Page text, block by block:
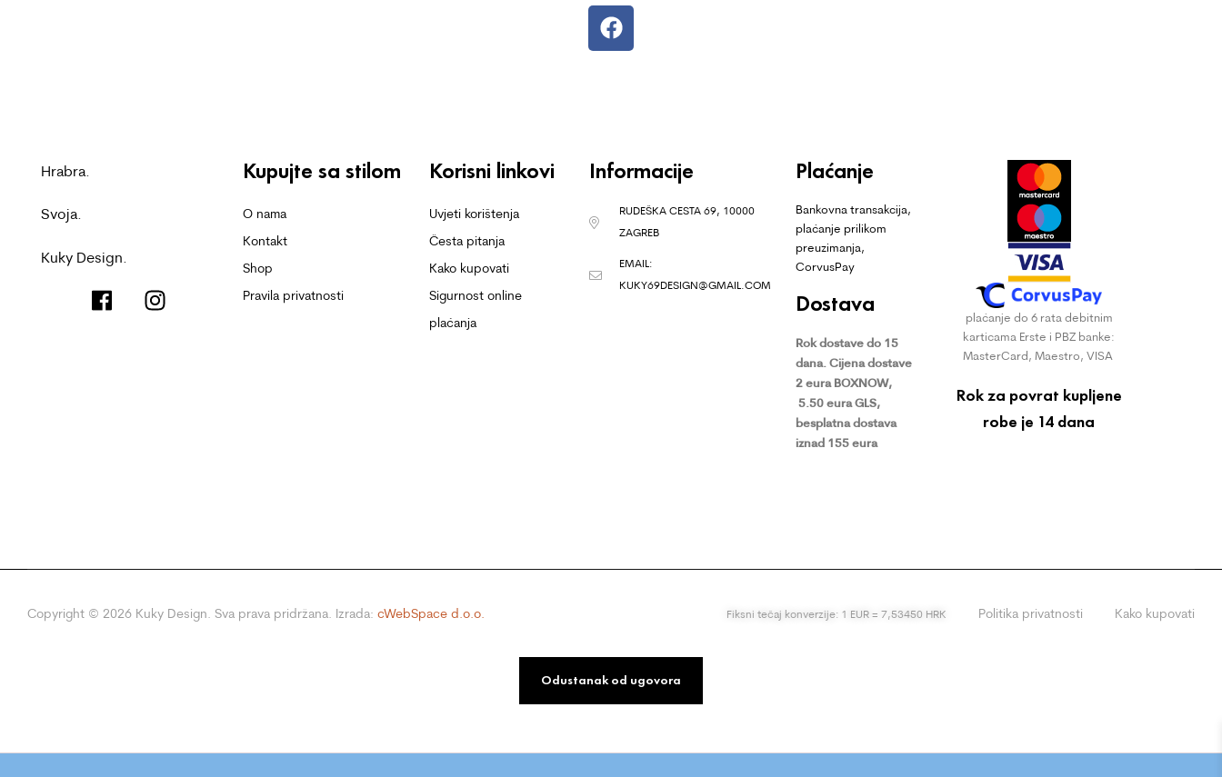
Hrabra.
Svoja.
Kuky Design.
Kupujte sa stilom
O nama
Kontakt
Shop
Pravila privatnosti
Korisni linkovi
Uvjeti korištenja
Česta pitanja
Kako kupovati
Sigurnost online
plaćanja
Informacije
RUDEŠKA CESTA 69, 10000
ZAGREB
EMAIL:
KUKY69DESIGN@GMAIL.COM
Plaćanje
Bankovna transakcija,
plaćanje prilikom
preuzimanja,
CorvusPay
Dostava
Rok dostave do 15
dana. Cijena dostave
2 eura BOXNOW,
5.50 eura GLS,
besplatna dostava
iznad 155 eura
plaćanje do 6 rata debitnim
karticama Erste i PBZ banke:
MasterCard, Maestro, VISA
Rok za povrat kupljene
robe je 14 dana
Copyright © 2026 Kuky Design. Sva prava pridržana. Izrada: cWebSpace d.o.o. Fiksni tečaj konverzije: 1 EUR = 7,53450 HRK Politika privatnosti Kako kupovati
Odustanak od ugovora